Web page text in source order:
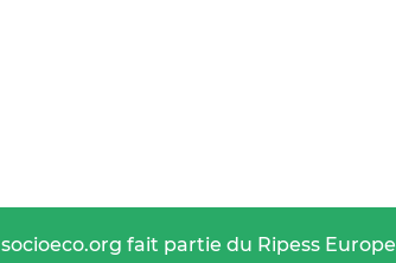
socioeco.org fait partie du Ripess Europe